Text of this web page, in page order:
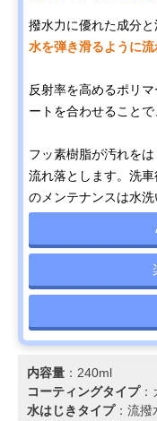
撥水力に優れた成分と
水を弾き滑るように
反射率を高めるポリ
ートを合わせることで
フッ素樹脂が汚れを
流れ落とします。洗
のメンテナンスは水洗
内容量 ：240ml
コーティングタイプ：
水はじきタイプ：流撥